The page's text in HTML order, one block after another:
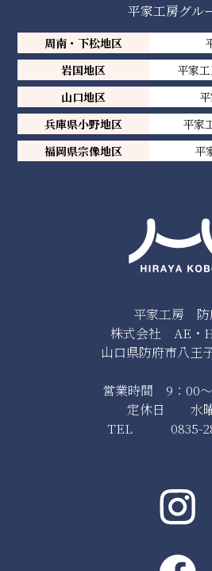
平家工房 防
株式会社 AE・
山口県防府市八王
営業時間 9：00
定休日 水
TEL 0835-
平家工房グル
周南・下松地区
岩国地区
平家
山口地区
兵庫県小野地区
平家
福岡県宗像地区
平